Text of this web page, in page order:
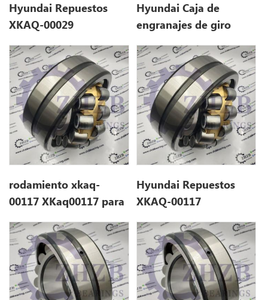
Hyundai Repuestos
XKAQ-00029
R450LC-7
Hyundai Caja de
engranajes de giro
XKAQ00117 para
R250LC7
rodamiento xkaq-
00117 XKaq00117 para
Hyundai Repuestos
XKAQ-00117
R250LC7